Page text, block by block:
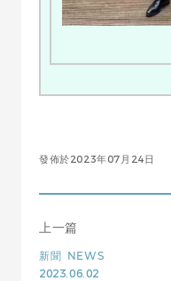
發佈於2023年07月24日
上一篇
新聞 NEWS
2023.06.02